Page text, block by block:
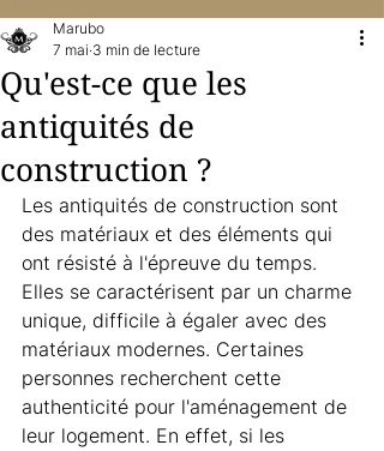
Qu'est-ce que les
antiquités de
construction ?
Marubo
7 mai 3 min de lecture
Les antiquités de construction sont
des matériaux et des éléments qui
ont résisté à l'épreuve du temps.
Elles se caractérisent par un charme
unique, difficile à égaler avec des
matériaux modernes. Certaines
personnes recherchent cette
authenticité pour l'aménagement de
leur logement. En effet, si les